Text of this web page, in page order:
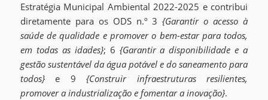
Estratégia Municipal Ambiental 2022-2025 e contribui
diretamente para os ODS n.º 3{Garantir o acesso à
saúde de qualidade e promover o bem-estar para todos,
em todas as idades}; 6 {Garantir a disponibilidade e a
gestão sustentável da água potável e do saneamento para
todos}e 9{Construir infraestruturas resilientes,
promover a industrialização e fomentar a inovação}.